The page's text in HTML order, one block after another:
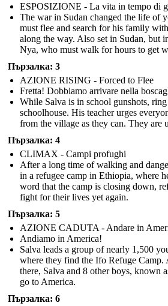
ESPOSIZIONE - La vita in tempo di
The war in Sudan changed the life of
must flee and search for his family
along the way. Also set in Sudan, but
Nya, who must walk for hours to get
Пързалка: 3
AZIONE RISING - Forced to Flee
Fretta! Dobbiamo arrivare nella
While Salva is in school gunshots,
schoolhouse. His teacher urges
from the village as they can. They are
Пързалка: 4
CLIMAX - Campi profughi
After a long time of walking and
in a refugee camp in Ethiopia, where
word that the camp is closing down,
fight for their lives yet again.
Пързалка: 5
AZIONE CADUTA - Andare in
Andiamo in America!
Salva leads a group of nearly 1,500
where they find the Ifo Refuge Camp.
there, Salva and 8 other boys, known
go to America.
Пързалка: 6